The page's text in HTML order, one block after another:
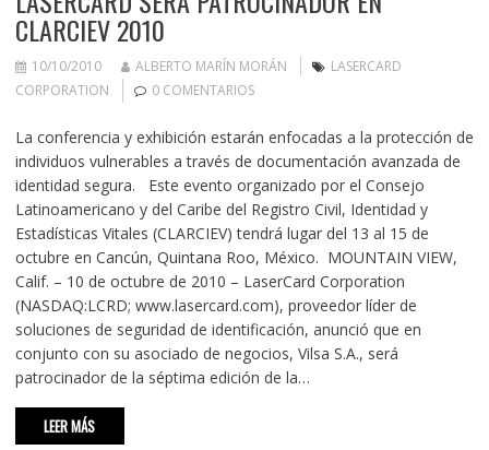
CLARCIEV 2010
10/10/2010 ALBERTO MARÍN MORÁN
LASERCARD
CORPORATION
0 COMENTARIOS
La conferencia y exhibición estarán enfocadas a la protección de
individuos vulnerables a través de documentación avanzada de
identidad segura. Este evento organizado por el Consejo
Latinoamericano y del Caribe del Registro Civil, Identidad y
Estadísticas Vitales (CLARCIEV) tendrá lugar del 13 al 15 de
octubre en Cancún, Quintana Roo, México. MOUNTAIN VIEW,
Calif. – 10 de octubre de 2010 – LaserCard Corporation
(NASDAQ:LCRD; www.lasercard.com), proveedor líder de
soluciones de seguridad de identificación, anunció que en
conjunto con su asociado de negocios, Vilsa S.A., será
patrocinador de la séptima edición de la…
LEER MÁS